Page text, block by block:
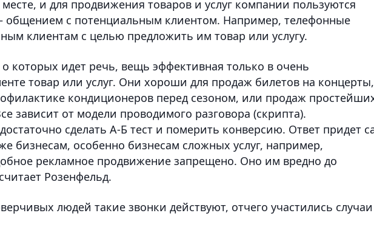
и для продвижения товаров и услуг компании пользуются
общением с потенциальным клиентом. Например, телефонные
клиентам с целью предложить им товар или услугу.
которых идет речь, вещь эффективная только в очень
товар или услуг. Они хороши для продаж билетов на концерты,
кондиционеров перед сезоном, или продаж
зависит от модели проводимого разговора (скрипта).
сделать А-Б тест и померить конверсию. Ответ придет
бизнесам, особенно бизнесам сложных услуг, например,
рекламное продвижение запрещено. Оно им вредно до
Розенфельд.
людей такие звонки действуют, отчего участились случаи